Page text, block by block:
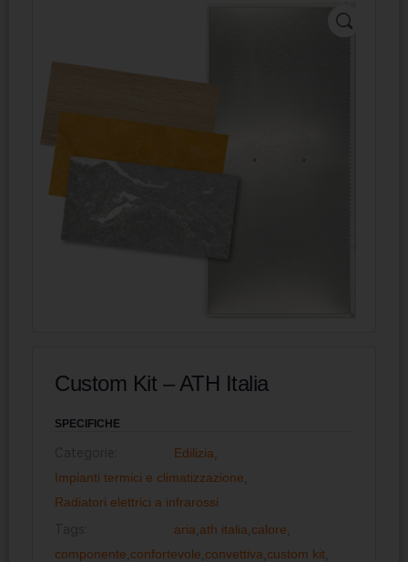
Custom Kit – ATH Italia
SPECIFICHE
Edilizia
Impianti termici e climatizzazione
Radiatori elettrici a infrarossi
aria ath italia calore
componente confortevole convettiva custom kit